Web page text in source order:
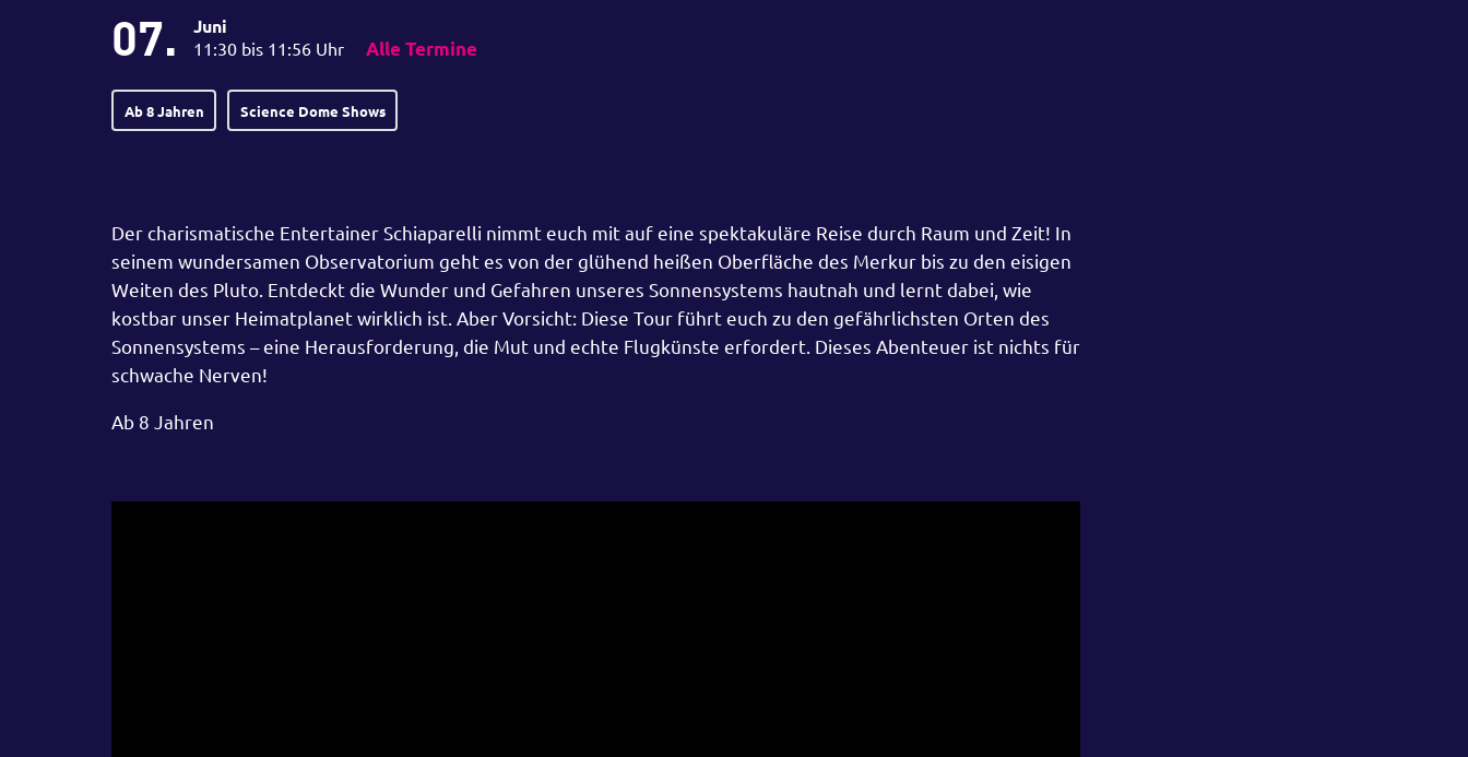
07. Juni
11:30 bis 11:56 Uhr Alle Termine
Ab 8 Jahren Science Dome Shows
Der charismatische Entertainer Schiaparelli nimmt euch mit auf eine spektakuläre Reise durch Raum und Zeit! In
seinem wundersamen Observatorium geht es von der glühend heißen Oberfläche des Merkur bis zu den eisigen
Weiten des Pluto. Entdeckt die Wunder und Gefahren unseres Sonnensystems hautnah und lernt dabei, wie
kostbar unser Heimatplanet wirklich ist. Aber Vorsicht: Diese Tour führt euch zu den gefährlichsten Orten des
Sonnensystems – eine Herausforderung, die Mut und echte Flugkünste erfordert. Dieses Abenteuer ist nichts für
schwache Nerven!
Ab 8 Jahren